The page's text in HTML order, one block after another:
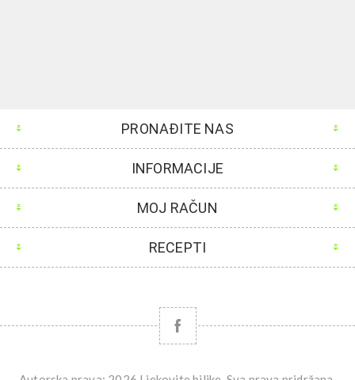
PRONAĐITE NAS
INFORMACIJE
MOJ RAČUN
RECEPTI